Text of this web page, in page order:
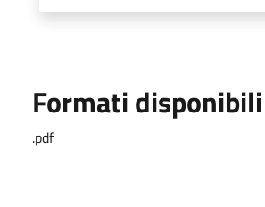
Formati disponibili
.pdf